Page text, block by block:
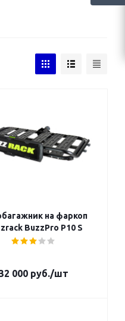
на фаркоп
BuzzPro P10 S
000 руб./шт